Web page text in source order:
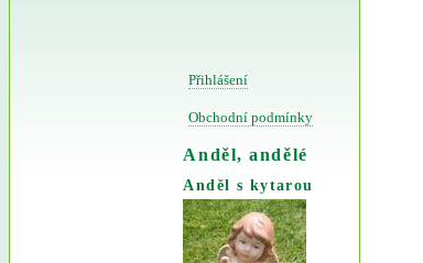
Přihlášení
Obchodní podmínky
Anděl, andělé
Anděl s kytarou